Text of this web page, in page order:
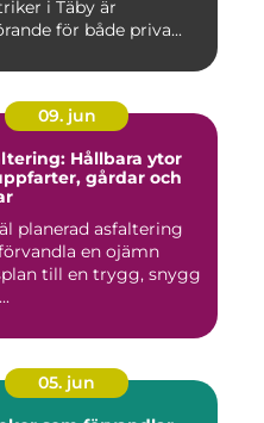
i Täby är
för både priva...
09. jun
Hållbara ytor
gårdar och
planerad asfaltering
en ojämn
till en trygg, snygg
05. jun